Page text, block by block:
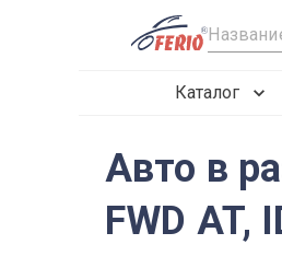
R
Каталог
Авто в
FWD AT,